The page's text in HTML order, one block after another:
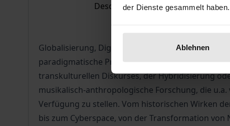
der Dienste gesammelt haben.
Ablehnen
Description
Globalisierung, Digitalisierung und
paradigmatische Prozesse ausgelöst oder
transkulturellen Diskurses, der Hybridisierung
musikalisch-anthropologische Forschung, die
Verfügung zu stellen. Vom historischen Wirken
bis zum Cyberspace, von der Transformation